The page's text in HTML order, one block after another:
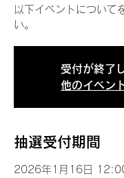
以下イベントについて
い。
受付が終了
他のイベン
抽選受付期間
2026年1月16日